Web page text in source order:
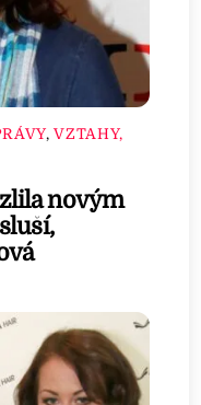
,VZTAHY,
novým